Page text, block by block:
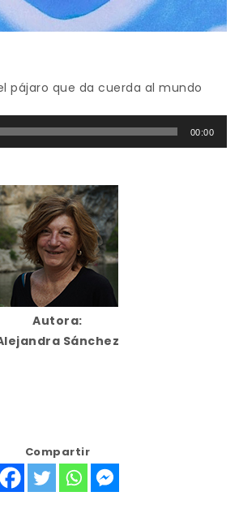
pájaro que da cuerda al mundo
00:00
Autora:
Sánchez
Compartir